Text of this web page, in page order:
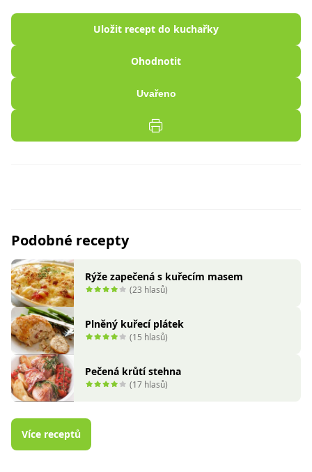
Uložit recept do kuchařky
Ohodnotit
Uvařeno
Podobné recepty
Rýže zapečená s kuřecím masem
(23 hlasů)
Plněný kuřecí plátek
(15 hlasů)
Pečená krůtí stehna
(17 hlasů)
Více receptů